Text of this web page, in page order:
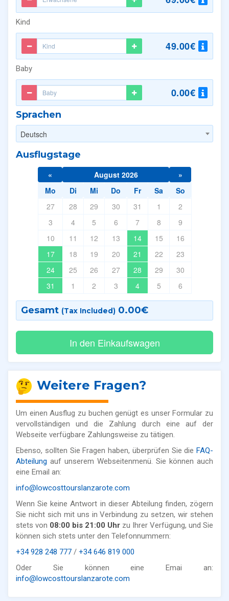
Kind
49.00€
Baby
0.00€
Sprachen
Deutsch
Ausflugstage
« August 2026
»
Mo
Di Mi Do Fr Sa
So
27
28 29 30 31 1
2
3
4 5 6 7 8
9
10
11 12 13 14 15
16
17
18 19 20 21 22
23
24
25 26 27 28 29
30
31
1 2 3 4 5 6
Gesamt (Tax Included) 0.00€
Weitere Fragen?
Um einen Ausflug zu buchen genügt es unser Formular zu
vervollständigen und die Zahlung durch eine auf der
Webseite verfügbare Zahlungsweise zu tätigen.
Ebenso, sollten Sie Fragen haben, überprüfen Sie die FAQ-
Abteilung auf unserem Webseitenmenü. Sie können auch
eine Email an:
info@lowcosttourslanzarote.com
Wenn Sie keine Antwort in dieser Abteilung finden, zögern
Sie nicht sich mit uns in Verbindung zu setzen, wir stehen
stets von 08:00 bis 21:00 Uhr zu Ihrer Verfügung, und Sie
können sich stets unter den Telefonnummern:
+34 928 248 777 / +34 646 819 000
Oder Sie können eine Emai an:
info@lowcosttourslanzarote.com